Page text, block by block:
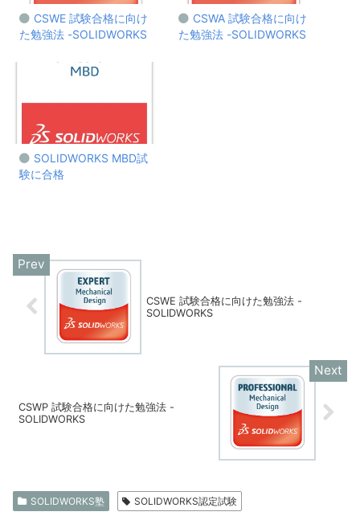
CSWE 試験合格に向け
た勉強法 -SOLIDWORKS
CSWA 試験合格に向け
た勉強法 -SOLIDWORKS
SOLIDWORKS MBD試
験に合格
CSWE 試験合格に向けた勉強法 -
SOLIDWORKS
CSWP 試験合格に向けた勉強法 -
SOLIDWORKS
SOLIDWORKS塾 SOLIDWORKS認定試験